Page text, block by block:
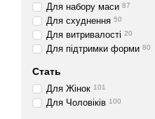
Для набору маси 87
Для схуднення 50
Для витривалості 20
Для підтримки форми 80
Стать
Для Жінок 101
Для Чоловіків 100